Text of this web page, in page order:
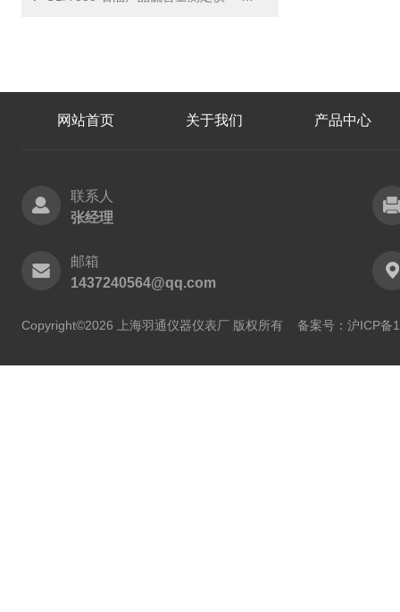
网站首页 关于我们 产品中心
联系人
张经理
邮箱
1437240564@qq.com
Copyright©2026 上海羽通仪器仪表厂 版权所有 备案号：沪ICP备